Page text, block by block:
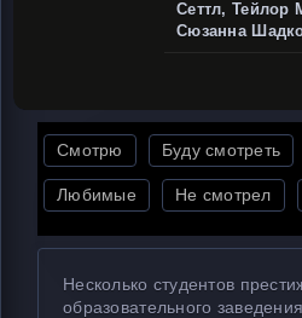
Сеттл, Тейлор
Сюзанна
Смотрю Буду смотреть
Любимые Не смотрел
Несколько студентов
образовательного